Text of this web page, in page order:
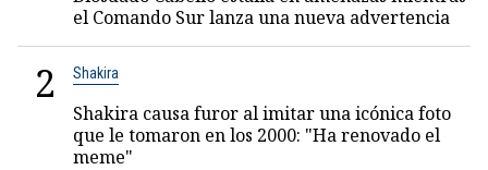
el Comando Sur lanza una nueva advertencia
2 Shakira
Shakira causa furor al imitar una icónica foto
que le tomaron en los 2000: "Ha renovado el
meme"